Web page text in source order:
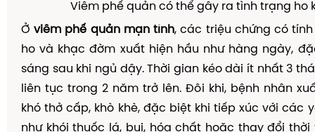
Viêm phế quản có thể gây ra tình trạng ho
Ởviêm phế quản mạn tính, các triệu chứng có
ho và khạc đờm xuất hiện hầu như hàng ngày,
sáng sau khi ngủ dậy. Thời gian kéo dài ít nhất 3
liên tục trong 2 năm trở lên. Đôi khi, bệnh nhân
khó thở cấp, khò khè, đặc biệt khi tiếp xúc với các
như khói thuốc lá, bụi, hóa chất hoặc thay đổi thời